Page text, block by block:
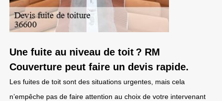
Une fuite au niveau de toit ? RM
Couverture peut faire un devis rapide.
Les fuites de toit sont des situations urgentes, mais cela
n’empêche pas de faire attention au choix de votre intervenant